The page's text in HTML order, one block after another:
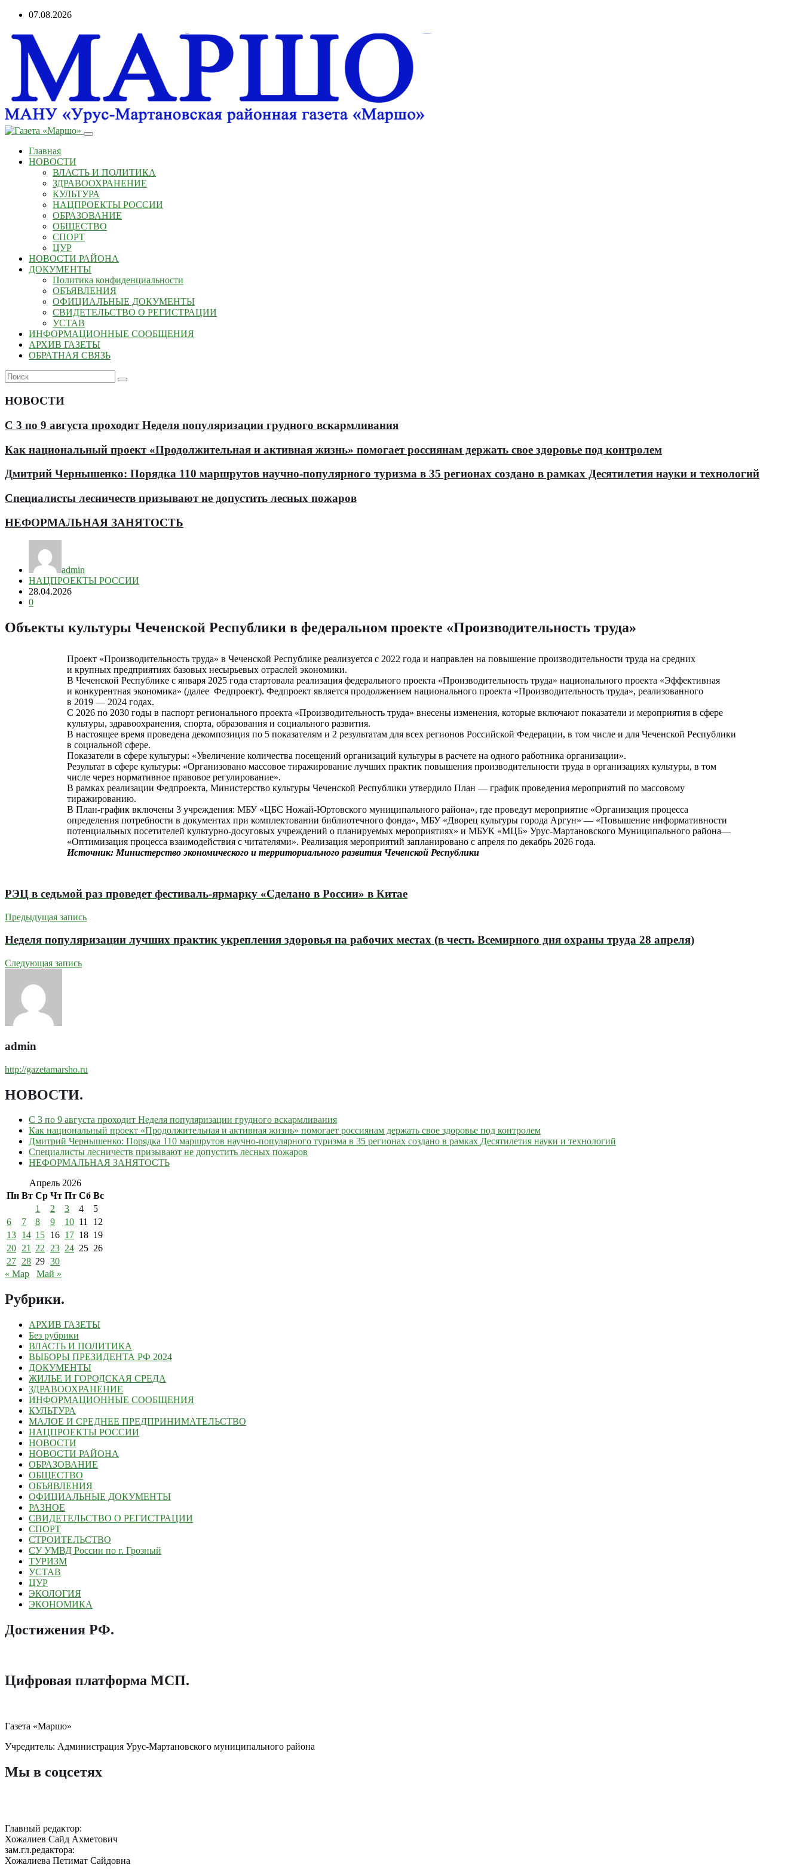
07.08.2026
Главная
НОВОСТИ
ВЛАСТЬ И ПОЛИТИКА
ЗДРАВООХРАНЕНИЕ
КУЛЬТУРА
НАЦПРОЕКТЫ РОССИИ
ОБРАЗОВАНИЕ
ОБЩЕСТВО
СПОРТ
ЦУР
НОВОСТИ РАЙОНА
ДОКУМЕНТЫ
Политика конфиденциальности
ОБЪЯВЛЕНИЯ
ОФИЦИАЛЬНЫЕ ДОКУМЕНТЫ
СВИДЕТЕЛЬСТВО О РЕГИСТРАЦИИ
УСТАВ
ИНФОРМАЦИОННЫЕ СООБЩЕНИЯ
АРХИВ ГАЗЕТЫ
ОБРАТНАЯ СВЯЗЬ
НОВОСТИ
С 3 по 9 августа проходит Неделя популяризации грудного вскармливания
Как национальный проект «Продолжительная и активная жизнь» помогает россиянам держать свое здоровье под контролем
Дмитрий Чернышенко: Порядка 110 маршрутов научно-популярного туризма в 35 регионах создано в рамках Десятилетия науки и технологий
Специалисты лесничеств призывают не допустить лесных пожаров
НЕФОРМАЛЬНАЯ ЗАНЯТОСТЬ
admin
НАЦПРОЕКТЫ РОССИИ
28.04.2026
0
Объекты культуры Чеченской Республики в федеральном проекте «Производительность труда»
Проект «Производительность труда» в Чеченской Республике реализуется с 2022 года и направлен на повышение производительности труда на средних
и крупных предприятиях базовых несырьевых отраслей экономики.
В Чеченской Республике с января 2025 года стартовала реализация федерального проекта «Производительность труда» национального проекта «Эффективная
и конкурентная экономика» (далее ­ Федпроект). Федпроект является продолжением национального проекта «Производительность труда», реализованного
в 2019 — 2024 годах.
С 2026 по 2030 годы в паспорт регионального проекта «Производительность труда» внесены изменения, которые включают показатели и мероприятия в сфере
культуры, здравоохранения, спорта, образования и социального развития.
В настоящее время проведена декомпозиция по 5 показателям и 2 результатам для всех регионов Российской Федерации, в том числе и для Чеченской Республики
в социальной сфере.
Показатели в сфере культуры: «Увеличение количества посещений организаций культуры в расчете на одного работника организации».
Результат в сфере культуры: «Организовано массовое тиражирование лучших практик повышения производительности труда в организациях культуры, в том
числе через нормативное правовое регулирование».
В рамках реализации Федпроекта, Министерство культуры Чеченской Республики утвердило План — график проведения мероприятий по массовому
тиражированию.
В План-график включены 3 учреждения: МБУ «ЦБС Ножай-Юртовского муниципального района», где проведут мероприятие «Организация процесса
определения потребности в документах при комплектовании библиотечного фонда», МБУ «Дворец культуры города Аргун» — «Повышение информативности
потенциальных посетителей культурно-досуговых учреждений о планируемых мероприятиях» и МБУК «МЦБ» Урус-Мартановского Муниципального района—
«Оптимизация процесса взаимодействия с читателями». Реализация мероприятий запланировано с апреля по декабрь 2026 года.
Источник: Министерство экономического и территориального развития Чеченской Республики
РЭЦ в седьмой раз проведет фестиваль-ярмарку «Сделано в России» в Китае
Предыдущая запись
Неделя популяризации лучших практик укрепления здоровья на рабочих местах (в честь Всемирного дня охраны труда 28 апреля)
Следующая запись
admin
http://gazetamarsho.ru
НОВОСТИ.
С 3 по 9 августа проходит Неделя популяризации грудного вскармливания
Как национальный проект «Продолжительная и активная жизнь» помогает россиянам держать свое здоровье под контролем
Дмитрий Чернышенко: Порядка 110 маршрутов научно-популярного туризма в 35 регионах создано в рамках Десятилетия науки и технологий
Специалисты лесничеств призывают не допустить лесных пожаров
НЕФОРМАЛЬНАЯ ЗАНЯТОСТЬ
Апрель 2026
Пн Вт Ср Чт Пт Сб Вс
1
2 3 4
5
6
7 8 9 10 11
12
13 14 15 16 17 18 19
20 21 22 23 24 25 26
27 28 29 30
« Мар
Май »
Рубрики.
АРХИВ ГАЗЕТЫ
Без рубрики
ВЛАСТЬ И ПОЛИТИКА
ВЫБОРЫ ПРЕЗИДЕНТА РФ 2024
ДОКУМЕНТЫ
ЖИЛЬЕ И ГОРОДСКАЯ СРЕДА
ЗДРАВООХРАНЕНИЕ
ИНФОРМАЦИОННЫЕ СООБЩЕНИЯ
КУЛЬТУРА
МАЛОЕ И СРЕДНЕЕ ПРЕДПРИНИМАТЕЛЬСТВО
НАЦПРОЕКТЫ РОССИИ
НОВОСТИ
НОВОСТИ РАЙОНА
ОБРАЗОВАНИЕ
ОБЩЕСТВО
ОБЪЯВЛЕНИЯ
ОФИЦИАЛЬНЫЕ ДОКУМЕНТЫ
РАЗНОЕ
СВИДЕТЕЛЬСТВО О РЕГИСТРАЦИИ
СПОРТ
СТРОИТЕЛЬСТВО
СУ УМВД России по г. Грозный
ТУРИЗМ
УСТАВ
ЦУР
ЭКОЛОГИЯ
ЭКОНОМИКА
Достижения РФ.
Цифровая платформа МСП.
Газета «Маршо»
Учредитель: Администрация Урус-Мартановского муниципального района
Мы в соцсетях
Главный редактор:
Хожалиев Сайд Ахметович
зам.гл.редактора:
Хожалиева Петимат Сайдовна